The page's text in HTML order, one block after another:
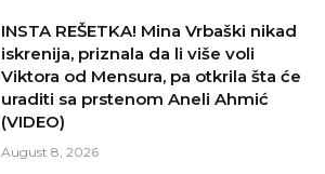
INSTA REŠETKA! Mina Vrbaški nikad
iskrenija, priznala da li više voli
Viktora od Mensura, pa otkrila šta će
uraditi sa prstenom Aneli Ahmić
(VIDEO)
August 8, 2026